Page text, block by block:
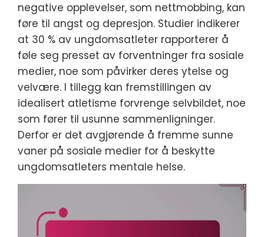
negative opplevelser, som nettmobbing, kan
føre til angst og depresjon. Studier indikerer
at 30 % av ungdomsatleter rapporterer å
føle seg presset av forventninger fra sosiale
medier, noe som påvirker deres ytelse og
velvære. I tillegg kan fremstillingen av
idealisert atletisme forvrenge selvbildet, noe
som fører til usunne sammenligninger.
Derfor er det avgjørende å fremme sunne
vaner på sosiale medier for å beskytte
ungdomsatleters mentale helse.